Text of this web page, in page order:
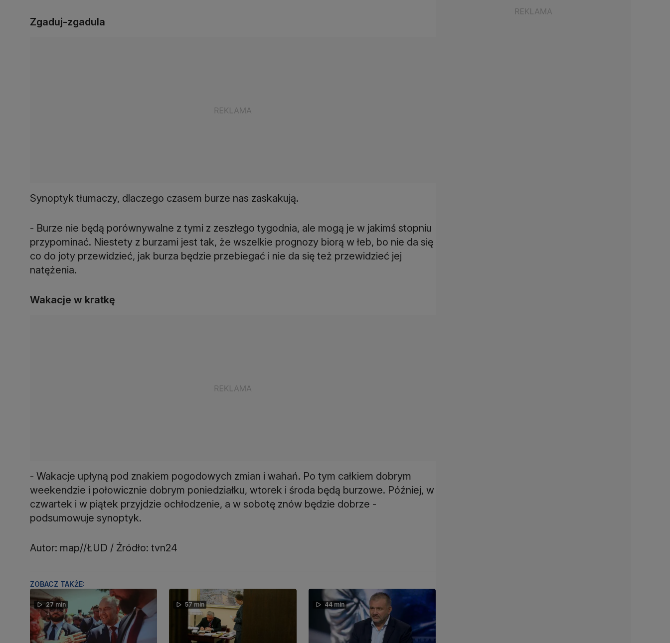
Zgaduj-zgadula
Synoptyk tłumaczy, dlaczego czasem burze nas zaskakują.
- Burze nie będą porównywalne z tymi z zeszłego tygodnia, ale mogą je w jakimś stopniu
przypominać. Niestety z burzami jest tak, że wszelkie prognozy biorą w łeb, bo nie da się
co do joty przewidzieć, jak burza będzie przebiegać i nie da się też przewidzieć jej
natężenia.
Wakacje w kratkę
- Wakacje upłyną pod znakiem pogodowych zmian i wahań. Po tym całkiem dobrym
weekendzie i połowicznie dobrym poniedziałku, wtorek i środa będą burzowe. Później, w
czwartek i w piątek przyjdzie ochłodzenie, a w sobotę znów będzie dobrze -
podsumowuje synoptyk.
Autor: map//ŁUD / Źródło: tvn24
ZOBACZ TAKŻE:
27 min 57 min 44 min